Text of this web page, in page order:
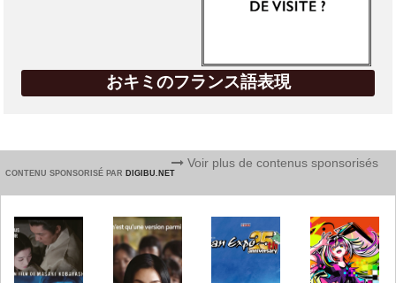
おキミのフランス語表現
CONTENU SPONSORISÉ PAR DIGIBU.NET
Voir plus de contenus sponsorisés